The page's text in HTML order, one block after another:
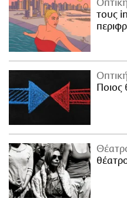
τους
Ποιος